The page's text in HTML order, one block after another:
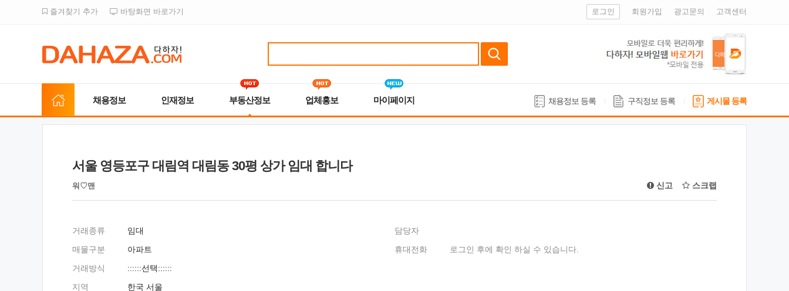
즐겨찾기 추가 바탕화면 바로가기 로그인 회원가입 광고문의 고객센터
채용정보 인재정보 부동산정보 업체홍보 마이페이지 채용정보 등록 구직정보 등록 게시물 등록
서울 영등포구 대림역 대림동 30평 상가 임대 합니다
워♡맨 신고 스크랩
거래종류
임대
매물구분
아파트
거래방식
::::::선택::::::
지역
한국 서울
담당자
휴대전화
로그인 후에 확인 하실 수 있습니다.